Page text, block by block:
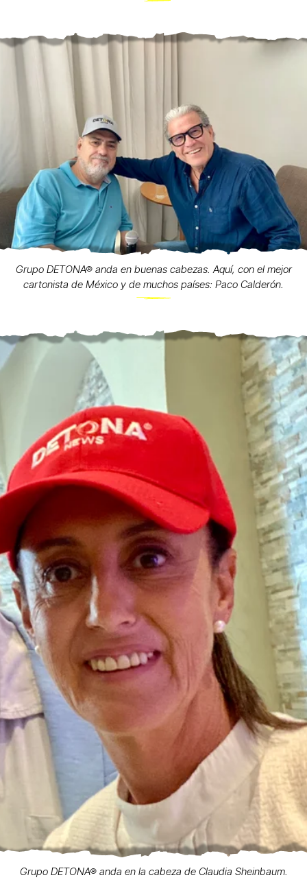
Grupo DETONA® anda en buenas cabezas. Aquí, con el mejor
cartonista de México y de muchos países: Paco Calderón.
Grupo DETONA® anda en la cabeza de Claudia Sheinbaum.